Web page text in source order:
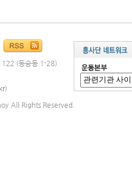
122 (동숭동 1-28)
)
All Rights Reserved.